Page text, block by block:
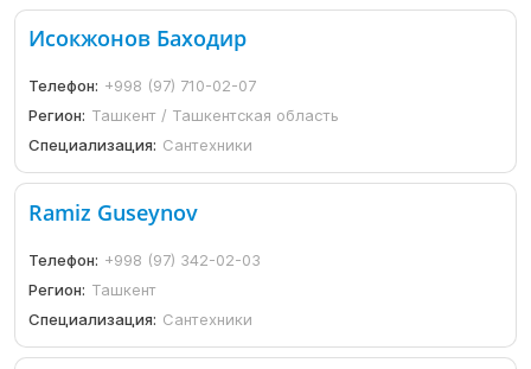
Исокжонов Баходир
Телефон: +998 (97) 710-02-07
Регион: Ташкент / Ташкентская область
Специализация: Сантехники
Ramiz Guseynov
Телефон: +998 (97) 342-02-03
Регион: Ташкент
Специализация: Сантехники